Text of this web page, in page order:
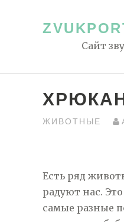
Сайт
ЖИВОТНЫЕ
Есть ряд
радуют нас.
самые разные